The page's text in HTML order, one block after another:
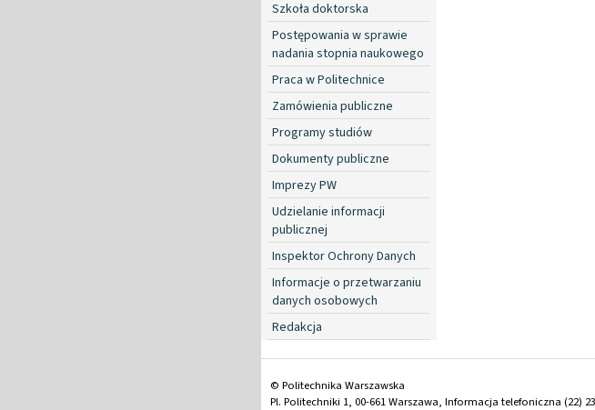
Szkoła doktorska
Postępowania w sprawie
nadania stopnia naukowego
Praca w Politechnice
Zamówienia publiczne
Programy studiów
Dokumenty publiczne
Imprezy PW
Udzielanie informacji
publicznej
Inspektor Ochrony Danych
Informacje o przetwarzaniu
danych osobowych
Redakcja
© Politechnika Warszawska
Pl. Politechniki 1, 00-661 Warszawa, Informacja telefoniczna (22)